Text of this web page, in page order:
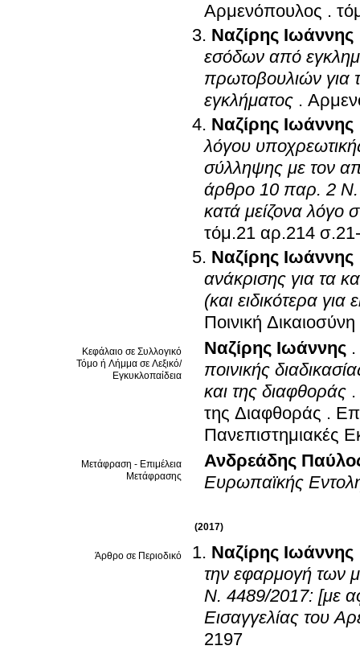
Αρμενόπουλος .
Ναζίρης Ιωάννης
εσόδων από
πρωτοβουλιών για
εγκλήματος .
Ναζίρης Ιωάννης
λόγου
σύλληψης με τον
άρθρο 10 παρ. 2 Ν.
κατά μείζονα λόγο
τόμ.21
Ναζίρης Ιωάννης
ανάκρισης για τα
(και ειδικότερα
Ποινική Δικαιοσύνη
Κεφάλαιο σε Συλλογικό
Τόμο ή Λήμμα σε Λεξικό/
Εγκυκλοπαίδεια
Ναζίρης Ιωάννης .
ποινικής
και της διαφθοράς .
της Διαφθοράς .
Πανεπιστημιακές
Μετάφραση - Επιμέλεια
Μετάφρασης
Ανδρεάδης
Ευρωπαϊκής
(2017)
Άρθρο σε Περιοδικό Ναζίρης Ιωάννης
την εφαρμογή των
Ν. 4489/2017: [με
Εισαγγελίας του
2197